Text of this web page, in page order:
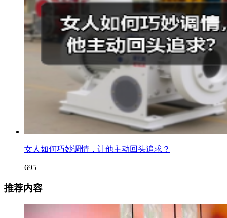
女人如何巧妙调情，让他主动回头追求？
695
推荐内容